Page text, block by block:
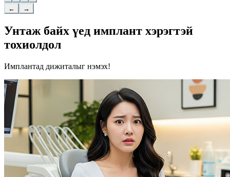
← →
Унтаж байх үед имплант хэрэгтэй
тохиолдол
Имплантад дижиталыг нэмэх!